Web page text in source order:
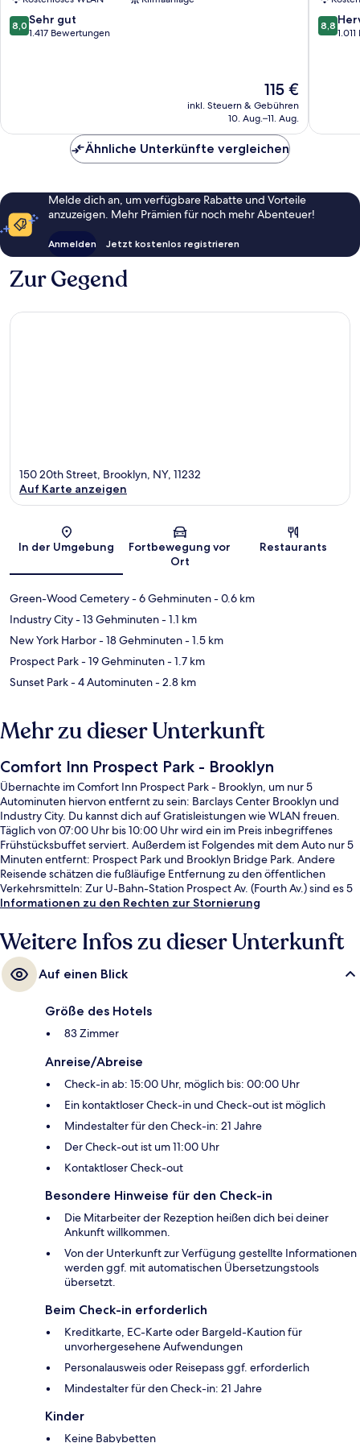
8.0
von
8,0 Sehr gut
1.417 Bewertungen
Der
Preis
beträgt
115 €
inkl. Steuern & Gebühren
10. Aug.–11. Aug.
8.8
von
8,8
Ähnliche Unterkünfte vergleichen
Melde dich an, um verfügbare Rabatte und Vorteile
anzuzeigen. Mehr Prämien für noch mehr Abenteuer!
Anmelden Jetzt kostenlos registrieren
Zur Gegend
Karte
150 20th Street, Brooklyn, NY, 11232
Auf Karte anzeigen
In der Umgebung
Fortbewegung vor
Ort
Restaurants
Green-Wood Cemetery- 6 Gehminuten- 0.6 km
Industry City- 13 Gehminuten- 1.1 km
New York Harbor- 18 Gehminuten- 1.5 km
Prospect Park- 19 Gehminuten- 1.7 km
Sunset Park- 4 Autominuten- 2.8 km
Mehr zu dieser Unterkunft
Comfort Inn Prospect Park - Brooklyn
Übernachte im Comfort Inn Prospect Park - Brooklyn, um nur 5
Autominuten hiervon entfernt zu sein: Barclays Center Brooklyn und
Industry City. Du kannst dich auf Gratisleistungen wie WLAN freuen.
Täglich von 07:00 Uhr bis 10:00 Uhr wird ein im Preis inbegriffenes
Frühstücksbuffet serviert. Außerdem ist Folgendes mit dem Auto nur 5
Minuten entfernt: Prospect Park und Brooklyn Bridge Park. Andere
Reisende schätzen die fußläufige Entfernung zu den öffentlichen
Verkehrsmitteln: Zur U-Bahn-Station Prospect Av. (Fourth Av.) sind es 5
und zur U-Bahn-Station 25th St. sind es 6 Gehminuten.
Informationen zu den Rechten zur Stornierung
Weitere Infos zu dieser Unterkunft
Auf einen Blick
Größe des Hotels
83 Zimmer
Anreise/Abreise
Check-in ab: 15:00 Uhr, möglich bis: 00:00 Uhr
Ein kontaktloser Check-in und Check-out ist möglich
Mindestalter für den Check-in: 21 Jahre
Der Check-out ist um 11:00 Uhr
Kontaktloser Check-out
Besondere Hinweise für den Check-in
Die Mitarbeiter der Rezeption heißen dich bei deiner
Ankunft willkommen.
Von der Unterkunft zur Verfügung gestellte Informationen
werden ggf. mit automatischen Übersetzungstools
übersetzt.
Beim Check-in erforderlich
Kreditkarte, EC-Karte oder Bargeld-Kaution für
unvorhergesehene Aufwendungen
Personalausweis oder Reisepass ggf. erforderlich
Mindestalter für den Check-in: 21 Jahre
Kinder
Keine Babybetten